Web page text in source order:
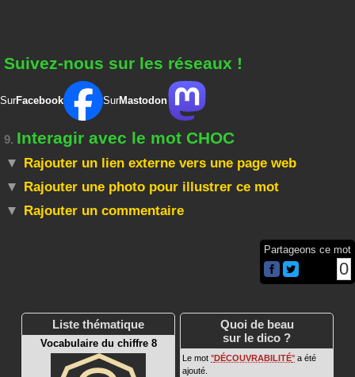
Suivez-nous sur les réseaux !
SurFacebook SurMastodon
9. Interagir avec le mot CHOC
Rajouter un lien externe vers une page web
Rajouter une photo pour illustrer ce mot
Rajouter un commentaire
Partageons ce mot
0
Liste thématique
Vocabulaire du chiffre 8
Quoi de beau
sur le dico ?
Le mot DÉCOUVRABILITÉ a été
ajouté.